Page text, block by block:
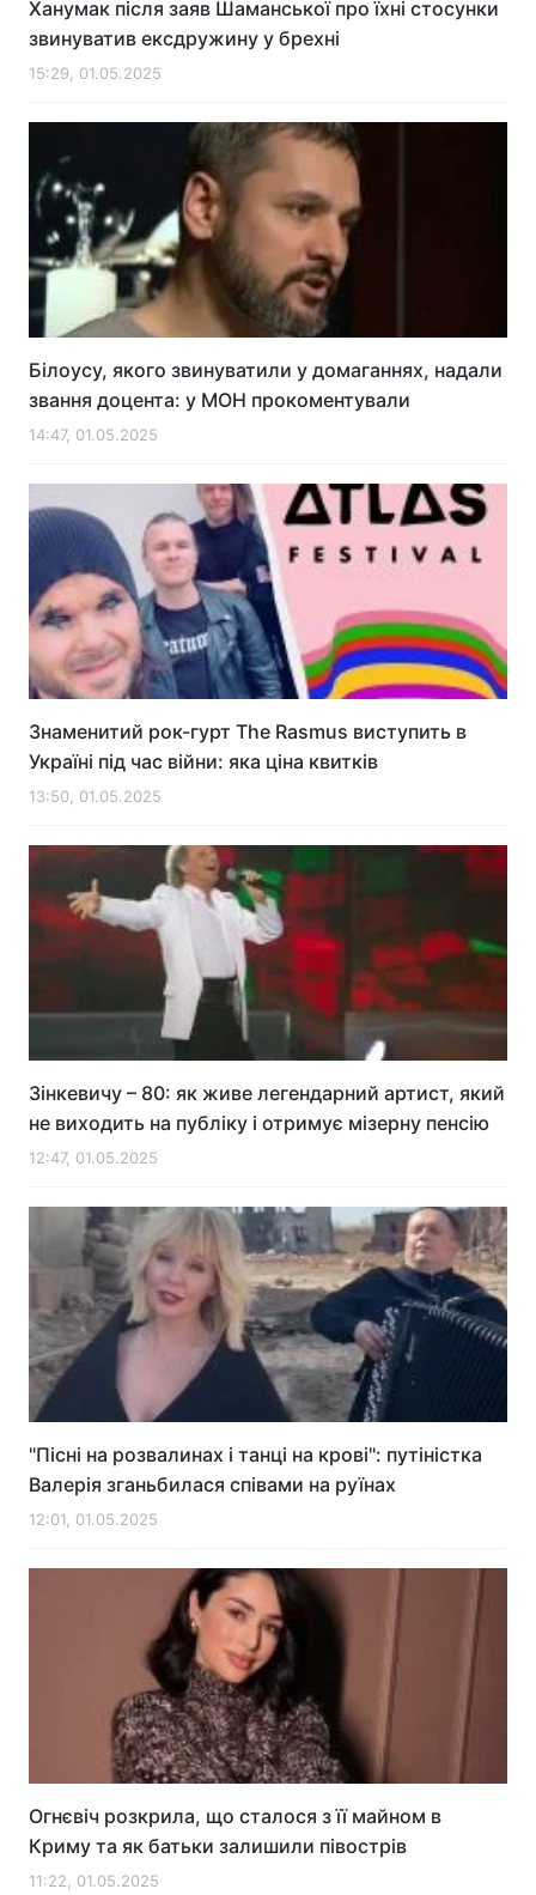
Ханумак після заяв Шаманської про їхні стосунки
звинуватив ексдружину у брехні
15:29, 01.05.2025
Білоусу, якого звинуватили у домаганнях, надали
звання доцента: у МОН прокоментували
14:47, 01.05.2025
Знаменитий рок-гурт The Rasmus виступить в
Україні під час війни: яка ціна квитків
13:50, 01.05.2025
Зінкевичу – 80: як живе легендарний артист, який
не виходить на публіку і отримує мізерну пенсію
12:47, 01.05.2025
"Пісні на розвалинах і танці на крові": путіністка
Валерія зганьбилася співами на руїнах
12:01, 01.05.2025
Огнєвіч розкрила, що сталося з її майном в
Криму та як батьки залишили півострів
11:22, 01.05.2025